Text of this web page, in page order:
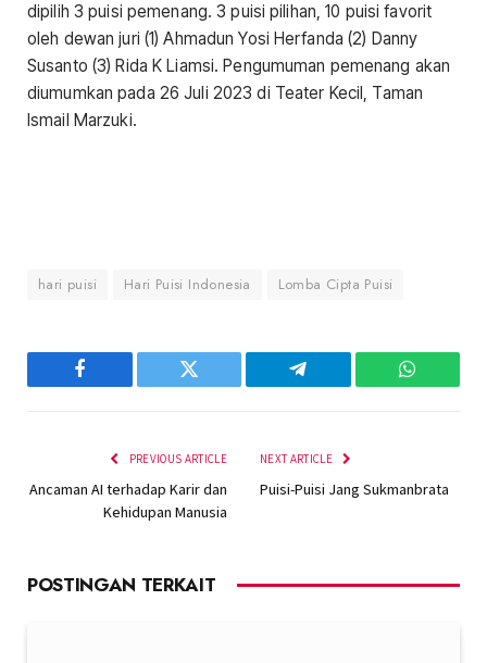
dipilih 3 puisi pemenang. 3 puisi pilihan, 10 puisi favorit
oleh dewan juri (1) Ahmadun Yosi Herfanda (2) Danny
Susanto (3) Rida K Liamsi. Pengumuman pemenang akan
diumumkan pada 26 Juli 2023 di Teater Kecil, Taman
Ismail Marzuki.
hari puisi Hari Puisi Indonesia Lomba Cipta Puisi
Facebook Twitter Telegram
PREVIOUS ARTICLE
Ancaman AI terhadap Karir dan
Kehidupan Manusia
NEXT ARTICLE
Puisi-Puisi Jang Sukmanbrata
POSTINGAN TERKAIT